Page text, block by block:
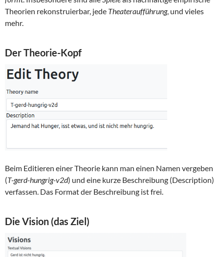
Theorien rekonstruierbar, jede Theateraufführung, und vieles
mehr.
Der Theorie-Kopf
Beim Editieren einer Theorie kann man einen Namen vergeben
(T-gerd-hungrig-v2d) und eine kurze Beschreibung (Description)
verfassen. Das Format der Beschreibung ist frei.
Die Vision (das Ziel)